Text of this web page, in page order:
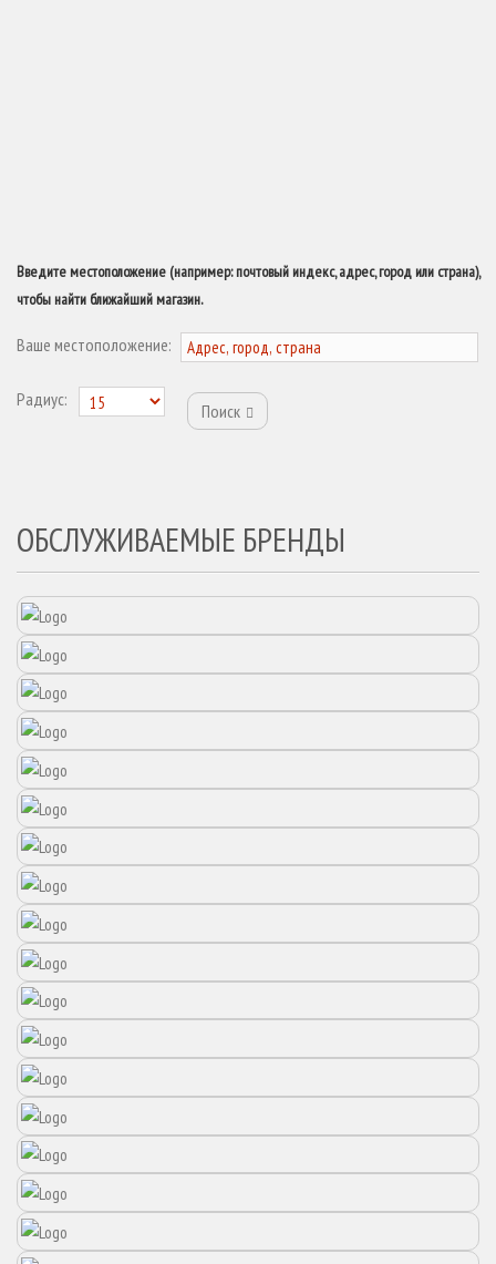
Введите местоположение (например: почтовый индекс, адрес, город или страна),
чтобы найти ближайший магазин.
Ваше местоположение:
Радиус:
Поиск
ОБСЛУЖИВАЕМЫЕ БРЕНДЫ